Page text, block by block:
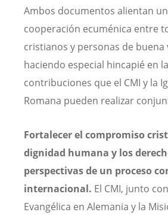
Ambos documentos alientan
cooperación ecuménica entre
cristianos y personas de buena
haciendo especial hincapié en
contribuciones que el CMI y la
Romana pueden realizar
Fortalecer el compromiso
dignidad humana y los
perspectivas de un proceso
internacional. El CMI, junto
Evangélica en Alemania y la